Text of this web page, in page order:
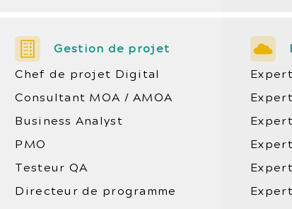
Gestion de projet
Chef de projet Digital
Consultant MOA / AMOA
Business Analyst
PMO
Testeur QA
Directeur de programme